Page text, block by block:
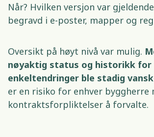
Når? Hvilken versjon var
begravd i e-poster, mapper og
Oversikt på høyt nivå var mulig.
nøyaktig status og historikk for
enkeltendringer ble stadig
er en risiko for enhver byggherre
kontraktsforpliktelser å forvalte.